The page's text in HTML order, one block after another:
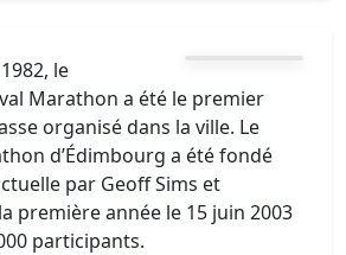
le
Marathon a été le premier
organisé dans la ville. Le
d’Édimbourg a été fondé
par Geoff Sims et
première année le 15 juin 2003
participants.